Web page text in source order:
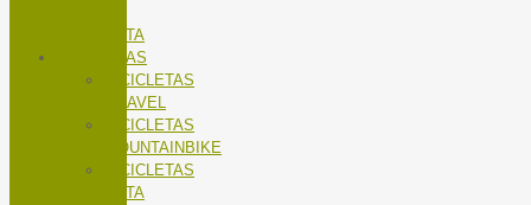
RUTA
BICICLETAS
BICICLETAS
GRAVEL
BICICLETAS
MOUNTAINBIKE
BICICLETAS
RUTA